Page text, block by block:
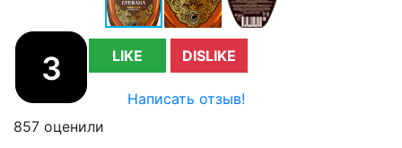
3 LIKE DISLIKE
Написать отзыв!
857 оценили